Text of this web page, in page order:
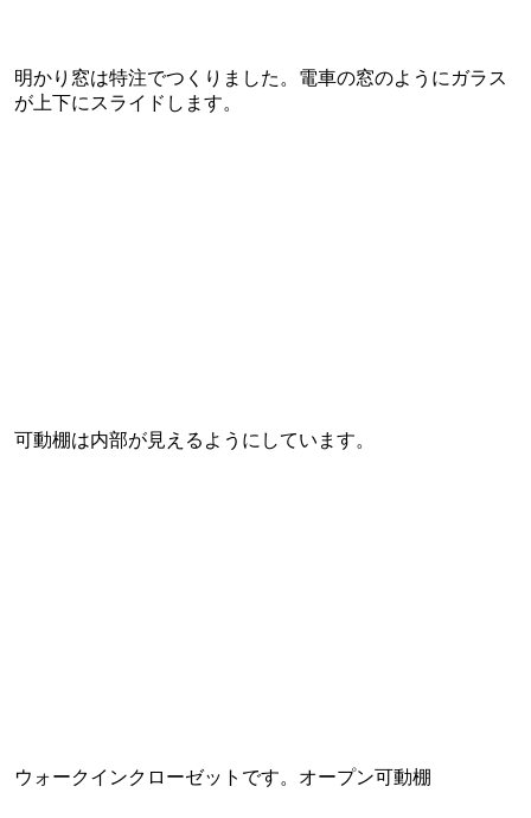
明かり窓は特注でつくりました。電車の窓のようにガラス
が上下にスライドします。
可動棚は内部が見えるようにしています。
ウォークインクローゼットです。オープン可動棚